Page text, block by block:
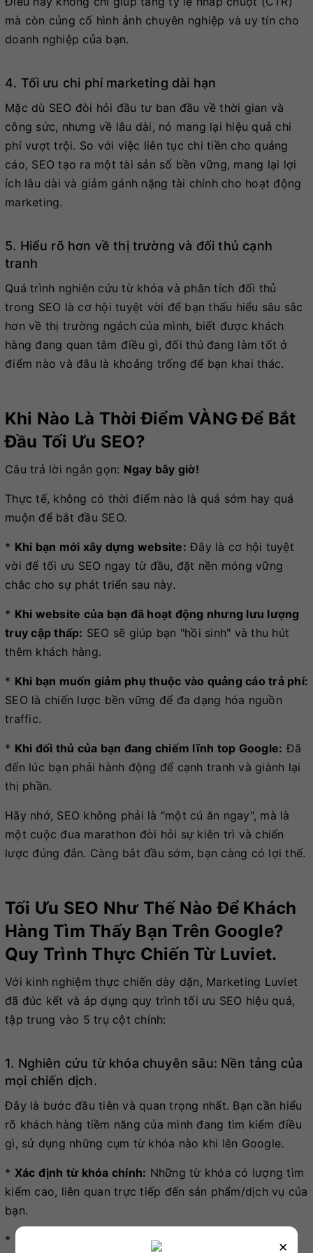
mà còn củng cố hình ảnh chuyên nghiệp và uy tín cho
doanh nghiệp của bạn.
4. Tối ưu chi phí marketing dài hạn
Mặc dù SEO đòi hỏi đầu tư ban đầu về thời gian và
công sức, nhưng về lâu dài, nó mang lại hiệu quả chi
phí vượt trội. So với việc liên tục chi tiền cho quảng
cáo, SEO tạo ra một tài sản số bền vững, mang lại lợi
ích lâu dài và giảm gánh nặng tài chính cho hoạt động
marketing.
5. Hiểu rõ hơn về thị trường và đối thủ cạnh
tranh
Quá trình nghiên cứu từ khóa và phân tích đối thủ
trong SEO là cơ hội tuyệt vời để bạn thấu hiểu sâu sắc
hơn về thị trường ngách của mình, biết được khách
hàng đang quan tâm điều gì, đối thủ đang làm tốt ở
điểm nào và đâu là khoảng trống để bạn khai thác.
Khi Nào Là Thời Điểm VÀNG Để Bắt
Đầu Tối Ưu SEO?
Câu trả lời ngắn gọn: Ngay bây giờ!
Thực tế, không có thời điểm nào là quá sớm hay quá
muộn để bắt đầu SEO.
* Khi bạn mới xây dựng website: Đây là cơ hội tuyệt
vời để tối ưu SEO ngay từ đầu, đặt nền móng vững
chắc cho sự phát triển sau này.
* Khi website của bạn đã hoạt động nhưng lưu lượng
truy cập thấp: SEO sẽ giúp bạn "hồi sinh" và thu hút
thêm khách hàng.
* Khi bạn muốn giảm phụ thuộc vào quảng cáo trả phí:
SEO là chiến lược bền vững để đa dạng hóa nguồn
traffic.
* Khi đối thủ của bạn đang chiếm lĩnh top Google: Đã
đến lúc bạn phải hành động để cạnh tranh và giành lại
thị phần.
Hãy nhớ, SEO không phải là "một cú ăn ngay", mà là
một cuộc đua marathon đòi hỏi sự kiên trì và chiến
lược đúng đắn. Càng bắt đầu sớm, bạn càng có lợi thế.
Tối Ưu SEO Như Thế Nào Để Khách
Hàng Tìm Thấy Bạn Trên Google?
Quy Trình Thực Chiến Từ Luviet.
Với kinh nghiệm thực chiến dày dặn, Marketing Luviet
đã đúc kết và áp dụng quy trình tối ưu SEO hiệu quả,
tập trung vào 5 trụ cột chính:
1. Nghiên cứu từ khóa chuyên sâu: Nền tảng của
mọi chiến dịch.
Đây là bước đầu tiên và quan trọng nhất. Bạn cần hiểu
rõ khách hàng tiềm năng của mình đang tìm kiếm điều
gì, sử dụng những cụm từ khóa nào khi lên Google.
* Xác định từ khóa chính: Những từ khóa có lượng tìm
kiếm cao, liên quan trực tiếp đến sản phẩm/dịch vụ của
bạn.
* Khai thác từ khóa dài (long-tail keywords): ×